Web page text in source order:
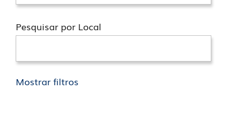
Pesquisar por Local
Mostrar filtros